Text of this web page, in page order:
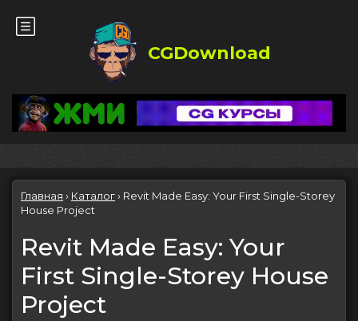
CGDownload
Главная › Каталог› Revit Made Easy: Your First Single-Storey
House Project
Revit Made Easy: Your
First Single-Storey House
Project